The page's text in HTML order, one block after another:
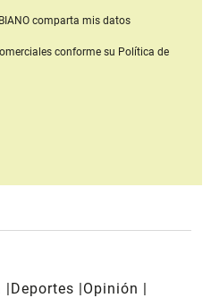
comparta mis datos
conforme su Política de
Deportes
Opinión